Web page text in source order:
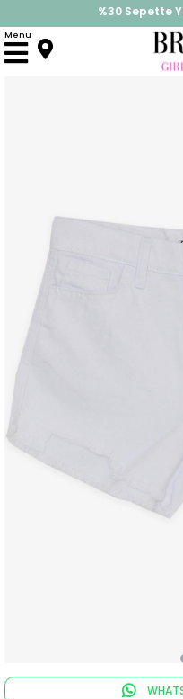
%30 Sepette
İndirimlere ek %10
Menu
Anasayfa Alt Giyim